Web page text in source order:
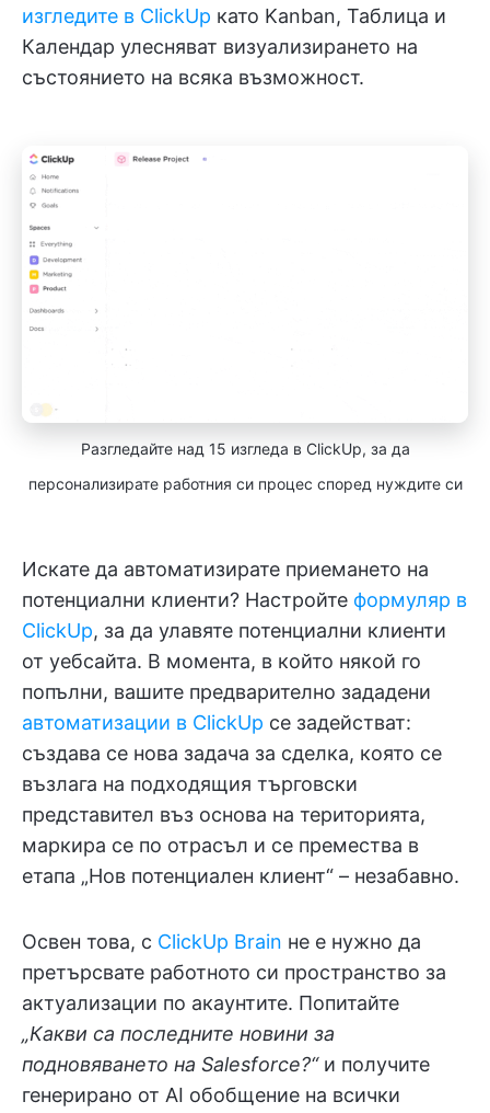
изгледите в ClickUp като Kanban, Таблица и
Календар улесняват визуализирането на
състоянието на всяка възможност.
Разгледайте над 15 изгледа в ClickUp, за да
персонализирате работния си процес според нуждите си
Искате да автоматизирате приемането на
потенциални клиенти? Настройте формуляр в
ClickUp, за да улавяте потенциални клиенти
от уебсайта. В момента, в който някой го
попълни, вашите предварително зададени
автоматизации в ClickUp се задействат:
създава се нова задача за сделка, която се
възлага на подходящия търговски
представител въз основа на територията,
маркира се по отрасъл и се премества в
етапа „Нов потенциален клиент“ – незабавно.
Освен това, с ClickUp Brain не е нужно да
претърсвате работното си пространство за
актуализации по акаунтите. Попитайте
„Какви са последните новини за
подновяването на Salesforce?“и получите
генерирано от AI обобщение на всички